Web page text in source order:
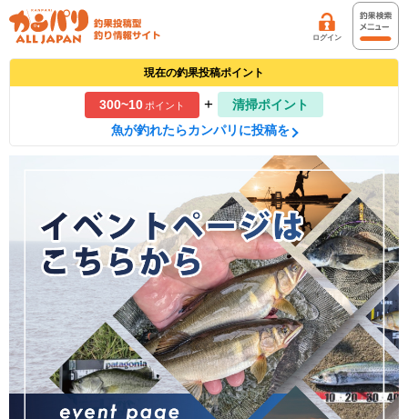
ログイン
現在の釣果投稿ポイント
300~10ポイント +
清掃ポイント
魚が釣れたらカンパリに投稿を